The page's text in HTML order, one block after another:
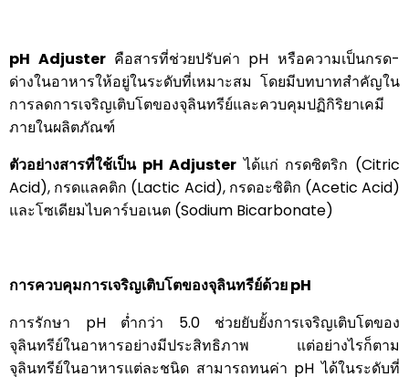
pH Adjuster คือสารที่ช่วยปรับค่า pH หรือความเป็นกรด-
ด่างในอาหารให้อยู่ในระดับที่เหมาะสม โดยมีบทบาทสำคัญใน
การลดการเจริญเติบโตของจุลินทรีย์และควบคุมปฏิกิริยาเคมี
ภายในผลิตภัณฑ์
ตัวอย่างสารที่ใช้เป็น pH Adjuster ได้แก่ กรดซิตริก (Citric
Acid), กรดแลคติก (Lactic Acid), กรดอะซิติก (Acetic Acid)
และโซเดียมไบคาร์บอเนต (Sodium Bicarbonate)
การควบคุมการเจริญเติบโตของจุลินทรีย์ด้วย pH
การรักษา pH ต่ำกว่า 5.0 ช่วยยับยั้งการเจริญเติบโตของ
จุลินทรีย์ในอาหารอย่างมีประสิทธิภาพ แต่อย่างไรก็ตาม
จุลินทรีย์ในอาหารแต่ละชนิด สามารถทนค่า pH ได้ในระดับที่